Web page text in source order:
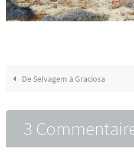
De Selvagem à Graciosa
3